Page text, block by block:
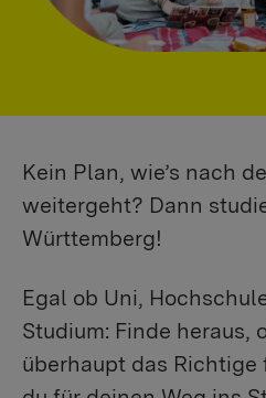
Kein Plan, wie’s nach
weitergeht? Dann
Württemberg!
Egal ob Uni,
Studium: Finde heraus,
überhaupt das